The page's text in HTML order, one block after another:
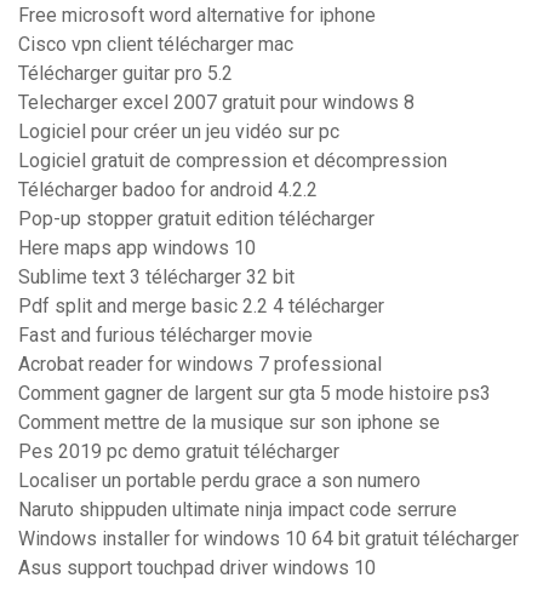
Free microsoft word alternative for iphone
Cisco vpn client télécharger mac
Télécharger guitar pro 5.2
Telecharger excel 2007 gratuit pour windows 8
Logiciel pour créer un jeu vidéo sur pc
Logiciel gratuit de compression et décompression
Télécharger badoo for android 4.2.2
Pop-up stopper gratuit edition télécharger
Here maps app windows 10
Sublime text 3 télécharger 32 bit
Pdf split and merge basic 2.2 4 télécharger
Fast and furious télécharger movie
Acrobat reader for windows 7 professional
Comment gagner de largent sur gta 5 mode histoire ps3
Comment mettre de la musique sur son iphone se
Pes 2019 pc demo gratuit télécharger
Localiser un portable perdu grace a son numero
Naruto shippuden ultimate ninja impact code serrure
Windows installer for windows 10 64 bit gratuit télécharger
Asus support touchpad driver windows 10